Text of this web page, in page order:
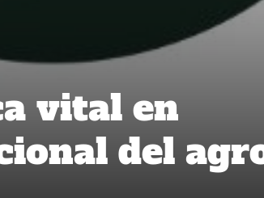
vital en
del